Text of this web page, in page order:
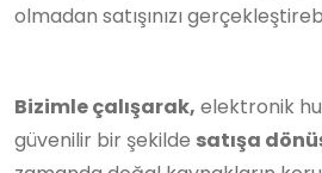
olmadan satışınızı
Bizimle çalışarak, elektronik
güvenilir bir şekilde satışa